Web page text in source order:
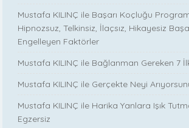
Mustafa KILINÇ ile Başarı Koçluğu
Hipnozsuz, Telkinsiz, İlaçsız, Hikayesiz
Engelleyen Faktörler
Mustafa KILINÇ ile Bağlanman Gereken 7
Mustafa KILINÇ ile Gerçekte Neyi
Mustafa KILINÇ ile Harika Yanlara Işık
Egzersiz